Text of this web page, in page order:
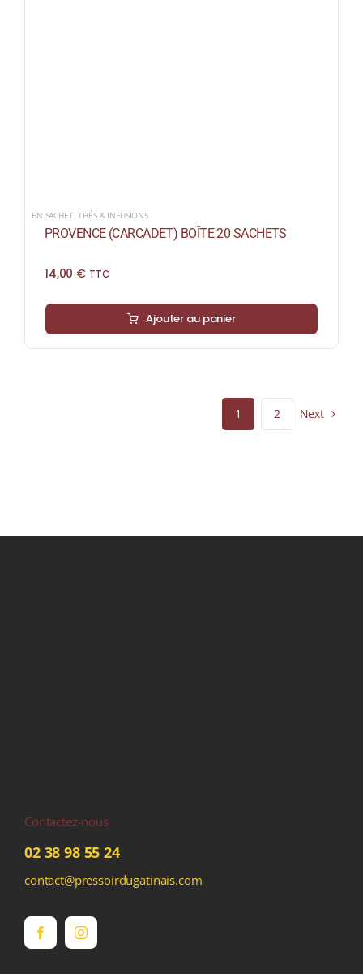
EN SACHET,THÉS & INFUSIONS
PROVENCE (CARCADET) BOÎTE 20 SACHETS
14,00 € TTC
Ajouter au panier
1 2 Next
Contactez-nous
02 38 98 55 24
contact@pressoirdugatinais.com